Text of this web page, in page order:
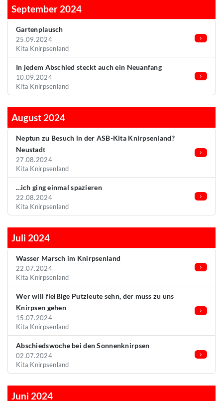
September 2024
Gartenplausch
25.09.2024
Kita Knirpsenland
In jedem Abschied steckt auch ein Neuanfang
10.09.2024
Kita Knirpsenland
August 2024
Neptun zu Besuch in der ASB-Kita Knirpsenland?
Neustadt
27.08.2024
Kita Knirpsenland
...ich ging einmal spazieren
22.08.2024
Kita Knirpsenland
Juli 2024
Wasser Marsch im Knirpsenland
22.07.2024
Kita Knirpsenland
Wer will fleißige Putzleute sehn, der muss zu uns
Knirpsen gehen
15.07.2024
Kita Knirpsenland
Abschiedswoche bei den Sonnenknirpsen
02.07.2024
Kita Knirpsenland
Juni 2024